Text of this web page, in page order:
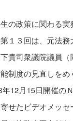
の政策に関わる
１３回は、元法
貴司衆議院議員
制度の見直しを
12月15日開催の
せたビデオメッセ